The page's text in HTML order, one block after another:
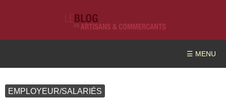
☰ MENU
EMPLOYEUR/SALARIÉS